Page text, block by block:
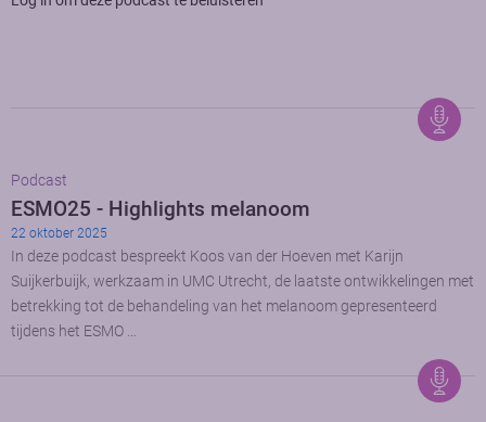
Podcast
ESMO25 - Highlights melanoom
22 oktober 2025
In deze podcast bespreekt Koos van der Hoeven met Karijn
Suijkerbuijk, werkzaam in UMC Utrecht, de laatste ontwikkelingen met
betrekking tot de behandeling van het melanoom gepresenteerd
tijdens het ESMO …